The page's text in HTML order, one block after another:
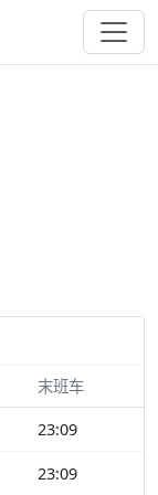
末班车
23:09
23:09